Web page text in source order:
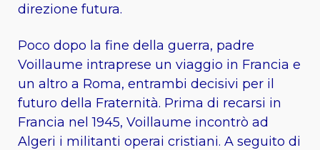
direzione futura.
Poco dopo la fine della guerra, padre
Voillaume intraprese un viaggio in Francia e
un altro a Roma, entrambi decisivi per il
futuro della Fraternità. Prima di recarsi in
Francia nel 1945, Voillaume incontrò ad
Algeri i militanti operai cristiani. A seguito di